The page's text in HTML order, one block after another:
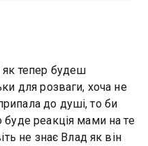
тепер будеш
для розваги, хоча не
до душі, то би
буде реакція мами на те
не знає Влад як він